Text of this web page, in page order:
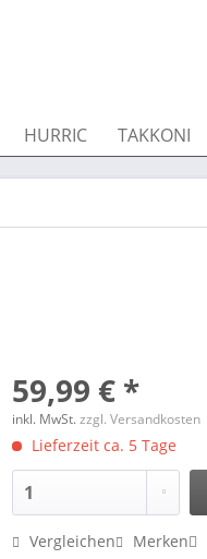
HURRIC TAKKONI
59,99 € *
inkl. MwSt.zzgl. Versandkosten
Lieferzeit ca. 5 Tage
Vergleichen Merken